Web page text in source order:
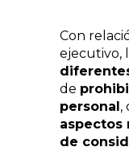
Con
ejecutivo,
de
personal,
aspectos
de